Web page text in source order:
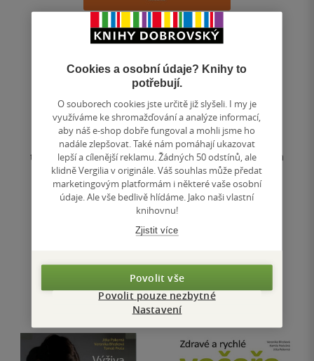
Plavání
Irena Čechovská
z
5
hvězdiček
měkká vazba
Učební text je určen především studujícím Fakulty
tělesné výchovy a sportu Univerzity Karlovy, ale i všem
dalším studentům tělesné...
Nedostupné
Cookies a osobní údaje? Knihy to
potřebují.
O souborech cookies jste určitě již slyšeli. I my je
využíváme ke shromažďování a analýze informací,
aby náš e-shop dobře fungoval a mohli jsme ho
nadále zlepšovat. Také nám pomáhají ukazovat
lepší a cílenější reklamu. Žádných 50 odstínů, ale
klidně Vergilia v originále. Váš souhlas může předat
marketingovým platformám i některé vaše osobní
údaje. Ale vše bedlivě hlídáme. Jako naši vlastní
knihovnu!
Zjistit více
Povolit vše
Povolit pouze nezbytné
Nastavení